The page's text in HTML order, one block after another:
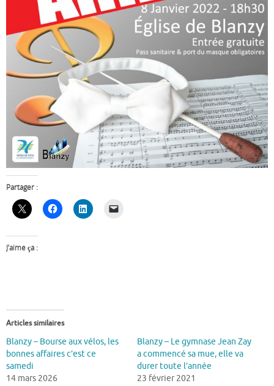
Partager :
J’aime ça :
Articles similaires
Blanzy – Bourse aux vélos, les
bonnes affaires c’est ce
samedi
14 mars 2026
Blanzy – Le gymnase Jean Zay
a commencé sa mue, elle va
durer toute l’année
23 février 2021